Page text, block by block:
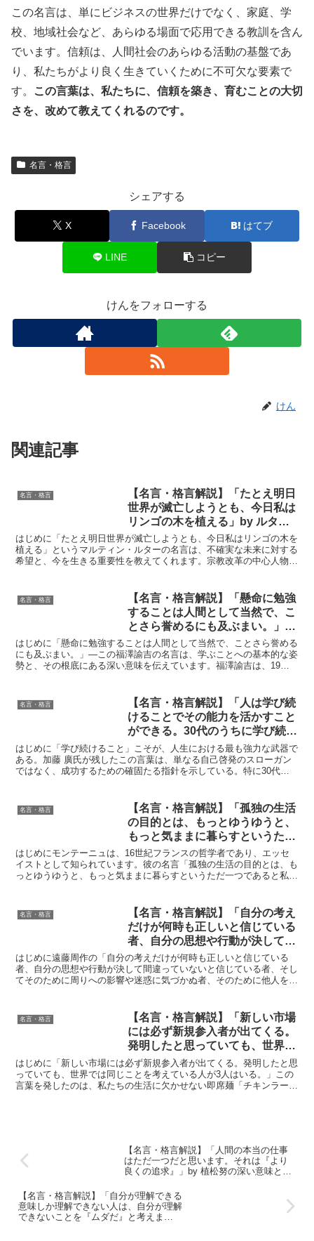
この名言は、単にビジネスの世界だけでなく、家庭、学
校、地域社会など、あらゆる場面で応用できる教訓を含ん
でいます。信頼は、人間社会のあらゆる活動の基盤であ
り、私たちがより良く生きていくために不可欠な要素で
す。
この言葉は、私たちに、信頼を築き、育むことの大切
さを、改めて教えてくれるのです。
名言・格言
シェアする
X Facebook はてブ
LINE コピー
けんをフォローする
けん
関連記事
名言・格言
【名言・格言解説】「たとえ明日
世界が滅亡しようとも、今日私は
リンゴの木を植える」by ルター
の深い意味と得られる教訓
はじめに「たとえ明日世界が滅亡しようとも、今日私はリンゴの木を
植える」というマルティン・ルターの名言は、不確実な未来に対する
希望と、今を生きる重要性を教えてくれます。宗教改革の中心人物と
名言・格言
【名言・格言解説】「懸命に勉強
することは人間として当然で、こ
とさら誉めるにも及ぶまい。」by
福澤諭吉の深い意味と得られる教
訓
はじめに「懸命に勉強することは人間として当然で、ことさら誉める
にも及ぶまい。」—この福澤諭吉の名言は、学ぶことへの基本的な姿
勢と、その根底にある深い意味を伝えています。福澤諭吉は、19世
名言・格言
【名言・格言解説】「人は学び続
けることでその能力を活かすこと
ができる。30代のうちに学び続け
る姿勢を身につけることを、強く
勧めたいと思います。」by 加藤
廣の深い意味と得られる教訓
はじめに「学び続けること」こそが、人生における最も強力な武器で
ある。加藤 廣氏が残したこの言葉は、単なる自己啓発のスローガン
ではなく、成功するための確固たる指針を示している。特に30代と
名言・格言
【名言・格言解説】「孤独の生活
の目的とは、もっとゆうゆうと、
もっと気ままに暮らすというただ
一つであると私は信ずる。」by
モンテーニュの深い意味と得られ
る教訓
はじめにモンテーニュは、16世紀フランスの哲学者であり、エッセ
イストとして知られています。彼の名言「孤独の生活の目的とは、も
っとゆうゆうと、もっと気ままに暮らすというただ一つであると私は
名言・格言
【名言・格言解説】「自分の考え
だけが何時も正しいと信じている
者、自分の思想や行動が決して間
違っていないと信じている者、そ
してそのために周りへの影響や迷
惑に気づかぬ者、そのために他人
着な者、それを善魔という。」by
遠藤周作 の深い意味と得られる
教訓
はじめに遠藤周作の「自分の考えだけが何時も正しいと信じている
者、自分の思想や行動が決して間違っていないと信じている者、そし
てそのために周りへの影響や迷惑に気づかぬ者、そのために他人を不
名言・格言
【名言・格言解説】「新しい市場
には必ず新規参入者が出てくる。
発明したと思っていても、世界で
は同じことを考えている人が3人
はいる。」by 安藤百福の深い意
味と得られる教訓
はじめに「新しい市場には必ず新規参入者が出てくる。発明したと思
っていても、世界では同じことを考えている人が3人はいる。」この
言葉を発したのは、私たちの生活に欠かせない即席麺「チキンラーメ
【名言・格言解説】「人間の本当の仕事
はただ一つだと思います。それは『より
良くの追求』」by 植松努の深い意味と得
【名言・格言解説】「自分が理解できる
意味しか理解できない人は、自分が理解
できないことを『ムダだ』と考えま